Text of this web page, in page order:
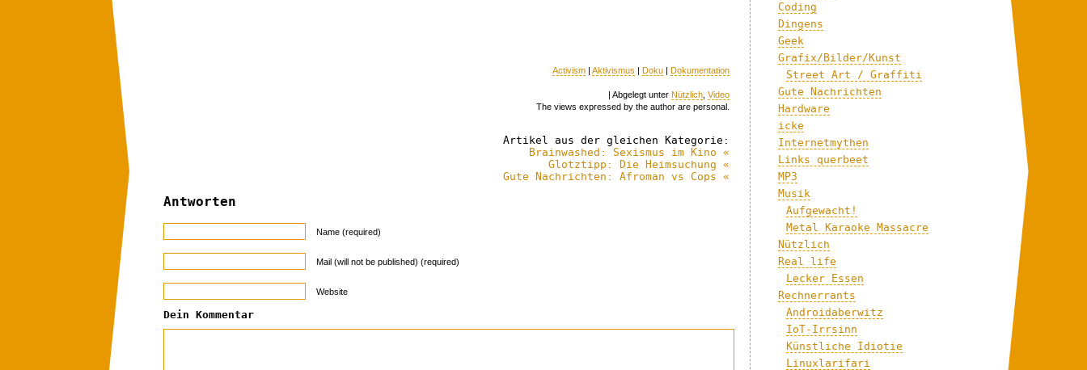
Activism Aktivismus Doku Dokumentation
| Abgelegt unter Nützlich Video
The views expressed by the author are personal.
Artikel aus der gleichen Kategorie:
Brainwashed: Sexismus im Kino «
Glotztipp: Die Heimsuchung «
Gute Nachrichten: Afroman vs Cops «
Antworten
Name (required)
Mail (will not be published) (required)
Website
Dein Kommentar
Coding
Dingens
Geek
Grafix/Bilder/Kunst
Street Art / Graffiti
Gute Nachrichten
Hardware
icke
Internetmythen
Links querbeet
MP3
Musik
Aufgewacht!
Metal Karaoke Massacre
Nützlich
Real life
Lecker Essen
Rechnerrants
Androidaberwitz
IoT-Irrsinn
Künstliche Idiotie
Linuxlarifari